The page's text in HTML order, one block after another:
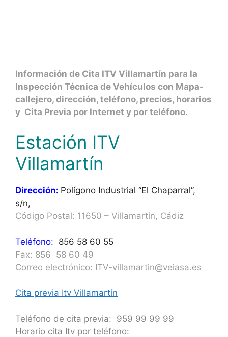
Información de Cita ITV Villamartín para la
Inspección Técnica de Vehículos con Mapa-
callejero, dirección, teléfono, precios, horarios
y Cita Previa por Internet y por teléfono.
Estación ITV
Villamartín
Dirección: Polígono Industrial “El Chaparral”,
s/n,
Código Postal: 11650 – Villamartín, Cádiz
Teléfono: 856 58 60 55
Fax: 856 58 60 49
Correo electrónico: ITV-villamartin@veiasa.es
Cita previa Itv Villamartín
Teléfono de cita previa: 959 99 99 99
Horario cita Itv por teléfono: